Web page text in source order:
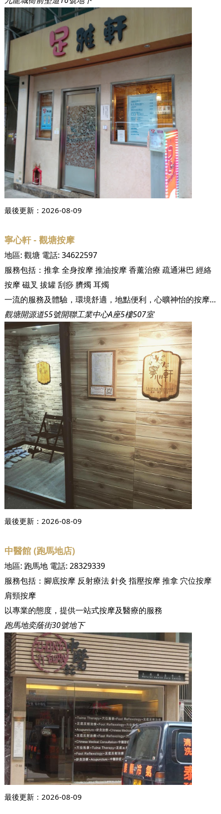
最後更新： 2026-08-09
寧心軒 - 觀塘按摩
地區: 觀塘電話: 34622597
服務包括： 推拿全身按摩推油按摩香薰治療 疏通淋巴 經絡
按摩磁叉 拔罐刮痧臍燭 耳燭
一流的服務及體驗，環境舒適，地點便利，心曠神怡的按摩享受。
觀塘開源道55號開聯工業中心A座5樓507室
最後更新： 2026-08-09
中醫館 (跑馬地店)
地區: 跑馬地電話: 28329339
服務包括： 腳底按摩反射療法針灸 指壓按摩推拿 穴位按摩
肩頸按摩
以專業的態度，提供一站式按摩及醫療的服務
跑馬地奕蔭街30號地下
最後更新： 2026-08-09